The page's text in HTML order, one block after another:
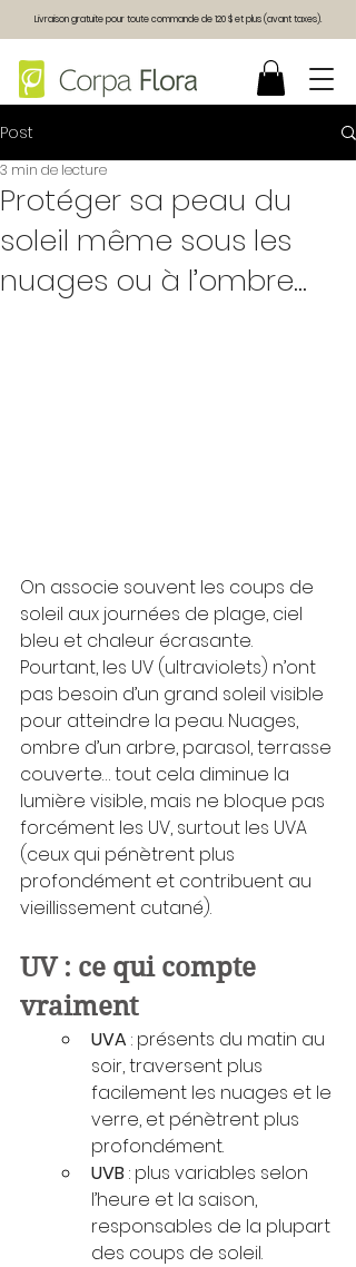
Livraison gratuite pour toute commande de 120 $ et plus (avant taxes).
Post
Protéger sa peau du
soleil même sous les
nuages ou à l’ombre...
3 min de lecture
On associe souvent les coups de
soleil aux journées de plage, ciel
bleu et chaleur écrasante.
Pourtant, les UV (ultraviolets) n’ont
pas besoin d’un grand soleil visible
pour atteindre la peau. Nuages,
ombre d’un arbre, parasol, terrasse
couverte… tout cela diminue la
lumière visible, mais ne bloque pas
forcément les UV, surtout les UVA
(ceux qui pénètrent plus
profondément et contribuent au
vieillissement cutané).
UV : ce qui compte
vraiment
UVA : présents du matin au
soir, traversent plus
facilement les nuages et le
verre, et pénètrent plus
profondément.
UVB : plus variables selon
l’heure et la saison,
responsables de la plupart
des coups de soleil.